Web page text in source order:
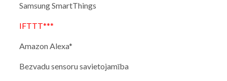
Samsung SmartThings
IFTTT***
Amazon Alexa*
Bezvadu sensoru savietojamība